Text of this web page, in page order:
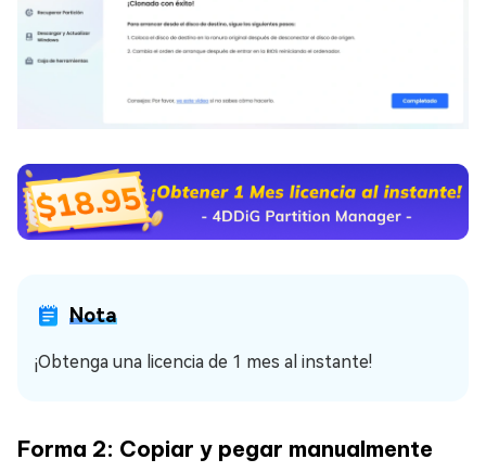
Nota
¡Obtenga una licencia de 1 mes al instante!
Forma 2: Copiar y pegar manualmente